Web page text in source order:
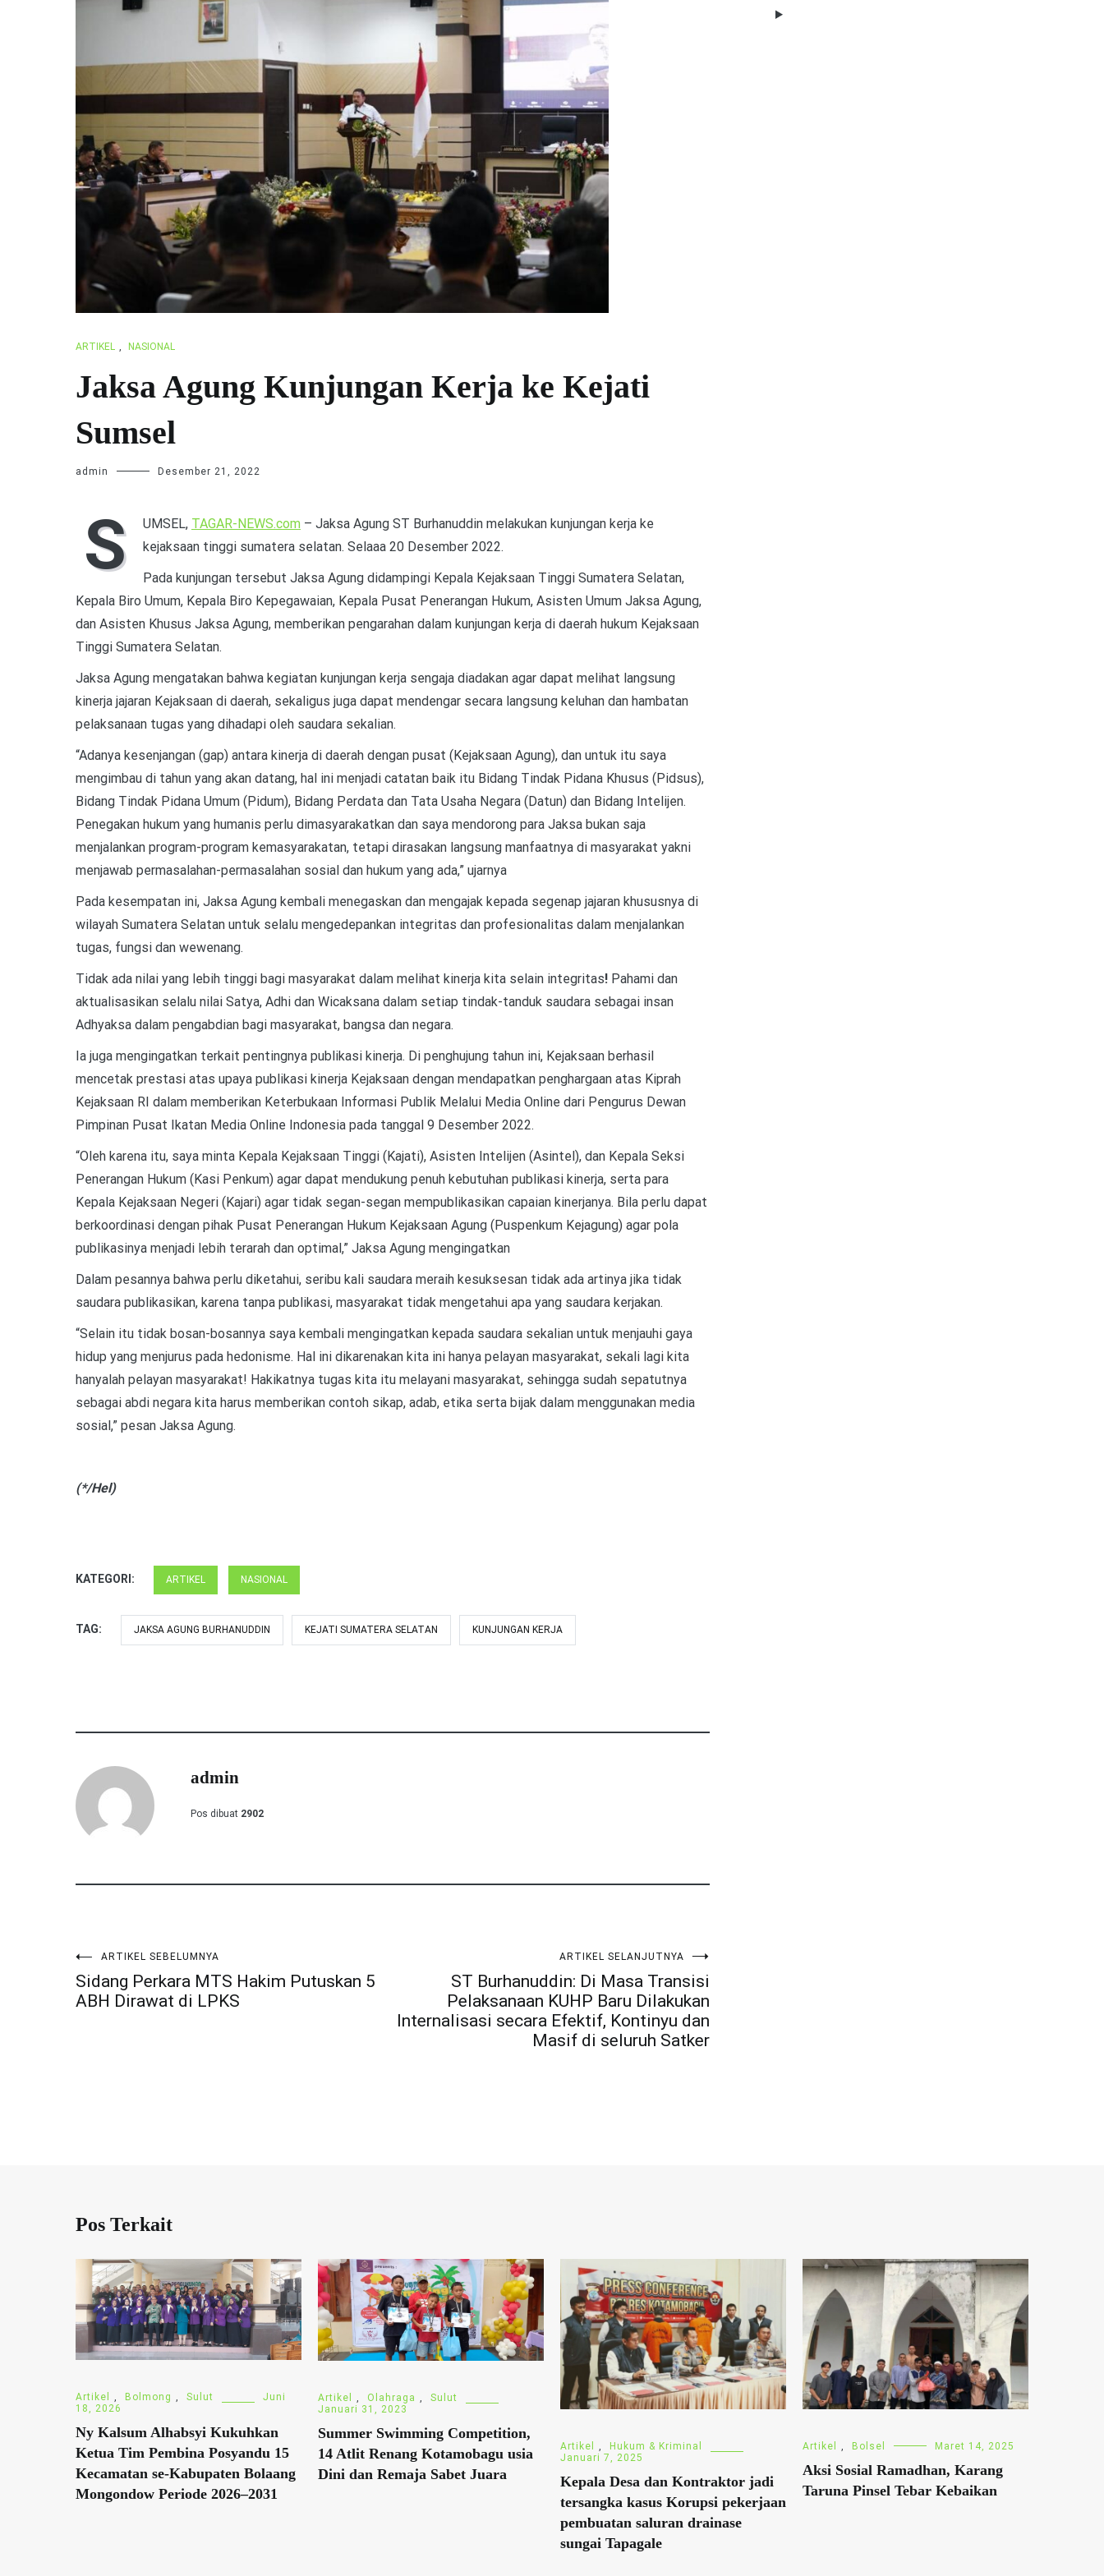
ARTIKEL NASIONAL
Jaksa Agung Kunjungan Kerja ke Kejati
Sumsel
admin Desember 21, 2022
S UMSEL, TAGAR-NEWS.com – Jaksa Agung ST Burhanuddin melakukan kunjungan kerja ke
kejaksaan tinggi sumatera selatan. Selaaa 20 Desember 2022.
Pada kunjungan tersebut Jaksa Agung didampingi Kepala Kejaksaan Tinggi Sumatera Selatan,
Kepala Biro Umum, Kepala Biro Kepegawaian, Kepala Pusat Penerangan Hukum, Asisten Umum Jaksa Agung,
dan Asisten Khusus Jaksa Agung, memberikan pengarahan dalam kunjungan kerja di daerah hukum Kejaksaan
Tinggi Sumatera Selatan.
Jaksa Agung mengatakan bahwa kegiatan kunjungan kerja sengaja diadakan agar dapat melihat langsung
kinerja jajaran Kejaksaan di daerah, sekaligus juga dapat mendengar secara langsung keluhan dan hambatan
pelaksanaan tugas yang dihadapi oleh saudara sekalian.
“Adanya kesenjangan (gap) antara kinerja di daerah dengan pusat (Kejaksaan Agung), dan untuk itu saya
mengimbau di tahun yang akan datang, hal ini menjadi catatan baik itu Bidang Tindak Pidana Khusus (Pidsus),
Bidang Tindak Pidana Umum (Pidum), Bidang Perdata dan Tata Usaha Negara (Datun) dan Bidang Intelijen.
Penegakan hukum yang humanis perlu dimasyarakatkan dan saya mendorong para Jaksa bukan saja
menjalankan program-program kemasyarakatan, tetapi dirasakan langsung manfaatnya di masyarakat yakni
menjawab permasalahan-permasalahan sosial dan hukum yang ada,” ujarnya
Pada kesempatan ini, Jaksa Agung kembali menegaskan dan mengajak kepada segenap jajaran khususnya di
wilayah Sumatera Selatan untuk selalu mengedepankan integritas dan profesionalitas dalam menjalankan
tugas, fungsi dan wewenang.
Tidak ada nilai yang lebih tinggi bagi masyarakat dalam melihat kinerja kita selain integritas! Pahami dan
aktualisasikan selalu nilai Satya, Adhi dan Wicaksana dalam setiap tindak-tanduk saudara sebagai insan
Adhyaksa dalam pengabdian bagi masyarakat, bangsa dan negara.
Ia juga mengingatkan terkait pentingnya publikasi kinerja. Di penghujung tahun ini, Kejaksaan berhasil
mencetak prestasi atas upaya publikasi kinerja Kejaksaan dengan mendapatkan penghargaan atas Kiprah
Kejaksaan RI dalam memberikan Keterbukaan Informasi Publik Melalui Media Online dari Pengurus Dewan
Pimpinan Pusat Ikatan Media Online Indonesia pada tanggal 9 Desember 2022.
“Oleh karena itu, saya minta Kepala Kejaksaan Tinggi (Kajati), Asisten Intelijen (Asintel), dan Kepala Seksi
Penerangan Hukum (Kasi Penkum) agar dapat mendukung penuh kebutuhan publikasi kinerja, serta para
Kepala Kejaksaan Negeri (Kajari) agar tidak segan-segan mempublikasikan capaian kinerjanya. Bila perlu dapat
berkoordinasi dengan pihak Pusat Penerangan Hukum Kejaksaan Agung (Puspenkum Kejagung) agar pola
publikasinya menjadi lebih terarah dan optimal,” Jaksa Agung mengingatkan
Dalam pesannya bahwa perlu diketahui, seribu kali saudara meraih kesuksesan tidak ada artinya jika tidak
saudara publikasikan, karena tanpa publikasi, masyarakat tidak mengetahui apa yang saudara kerjakan.
“Selain itu tidak bosan-bosannya saya kembali mengingatkan kepada saudara sekalian untuk menjauhi gaya
hidup yang menjurus pada hedonisme. Hal ini dikarenakan kita ini hanya pelayan masyarakat, sekali lagi kita
hanyalah pelayan masyarakat! Hakikatnya tugas kita itu melayani masyarakat, sehingga sudah sepatutnya
sebagai abdi negara kita harus memberikan contoh sikap, adab, etika serta bijak dalam menggunakan media
sosial,” pesan Jaksa Agung.
(*/Hel)
KATEGORI: ARTIKEL NASIONAL
TAG: JAKSA AGUNG BURHANUDDIN KEJATI SUMATERA SELATAN KUNJUNGAN KERJA
admin
Pos dibuat 2902
Navigasi
pos
ARTIKEL SEBELUMNYA
Sidang Perkara MTS Hakim Putuskan 5
ABH Dirawat di LPKS
ARTIKEL SELANJUTNYA
ST Burhanuddin: Di Masa Transisi
Pelaksanaan KUHP Baru Dilakukan
Internalisasi secara Efektif, Kontinyu dan
Masif di seluruh Satker
Pos Terkait
Artikel , Bolmong , Sulut
Juni
18, 2026
Ny Kalsum Alhabsyi Kukuhkan
Ketua Tim Pembina Posyandu 15
Kecamatan se-Kabupaten Bolaang
Mongondow Periode 2026–2031
Artikel Olahraga
Sulut
Januari 31, 2023
Summer Swimming Competition,
14 Atlit Renang Kotamobagu usia
Dini dan Remaja Sabet Juara
Artikel ,
Hukum & Kriminal
Januari 7, 2025
Kepala Desa dan Kontraktor jadi
tersangka kasus Korupsi pekerjaan
pembuatan saluran drainase
sungai Tapagale
Artikel , Bolsel Maret 14, 2025
Aksi Sosial Ramadhan, Karang
Taruna Pinsel Tebar Kebaikan